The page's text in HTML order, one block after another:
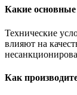
Какие основные
Технические
влияют на
Как